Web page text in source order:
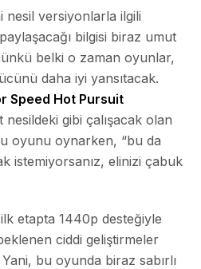
nesil versiyonlarla ilgili
bilgisi biraz umut
belki o zaman oyunlar,
daha iyi yansıtacak.
Speed Hot Pursuit
nesildeki gibi çalışacak olan
oyunu oynarken, “bu da
istemiyorsanız, elinizi çabuk
ilk etapta 1440p desteğiyle
ciddi geliştirmeler
bu oyunda biraz sabırlı